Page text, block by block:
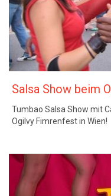
Salsa Show beim
Tumbao Salsa Show mit
Ogilvy Fimrenfest in Wien!